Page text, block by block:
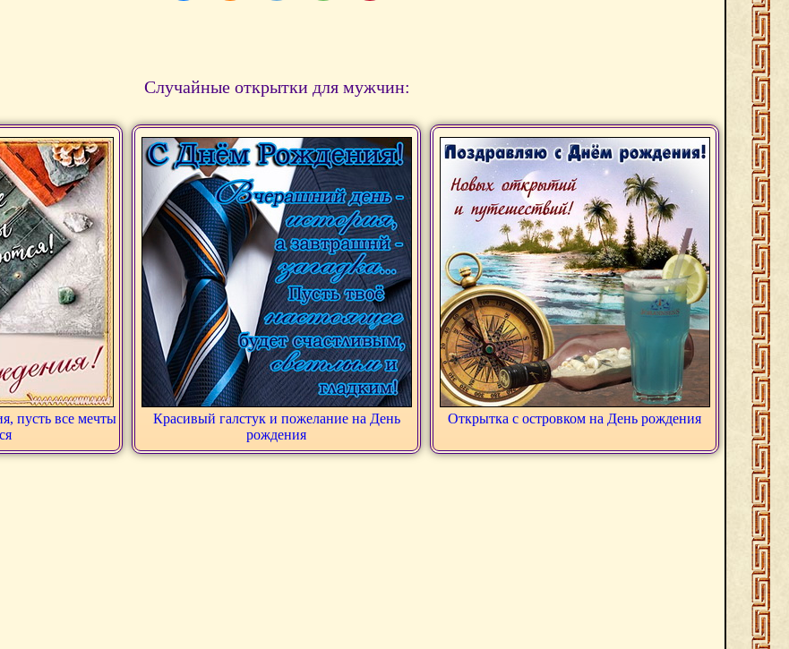
Случайные открытки для мужчин:
пусть все мечты
Красивый галстук и пожелание на День
рождения
Открытка с островком на День рождения